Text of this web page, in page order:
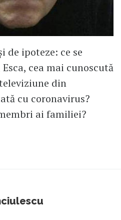
de ipoteze: ce se
cea mai cunoscută
din
cu coronavirus?
ai familiei?